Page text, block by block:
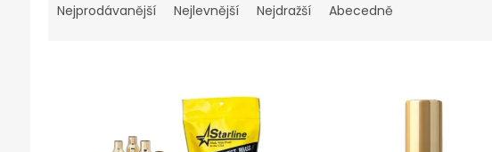
Nejprodávanější Nejlevnější Nejdražší Abecedně